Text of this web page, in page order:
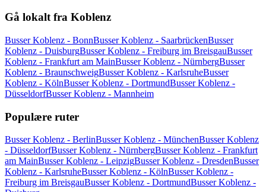
Gå lokalt fra Koblenz
Busser Koblenz - BonnBusser Koblenz - SaarbrückenBusser
Koblenz - DuisburgBusser Koblenz - Freiburg im BreisgauBusser
Koblenz - Frankfurt am MainBusser Koblenz - NürnbergBusser
Koblenz - BraunschweigBusser Koblenz - KarlsruheBusser
Koblenz - KölnBusser Koblenz - DortmundBusser Koblenz -
DüsseldorfBusser Koblenz - Mannheim
Populære ruter
Busser Koblenz - BerlinBusser Koblenz - MünchenBusser Koblenz
- DüsseldorfBusser Koblenz - NürnbergBusser Koblenz - Frankfurt
am MainBusser Koblenz - LeipzigBusser Koblenz - DresdenBusser
Koblenz - KarlsruheBusser Koblenz - KölnBusser Koblenz -
Freiburg im BreisgauBusser Koblenz - DortmundBusser Koblenz -